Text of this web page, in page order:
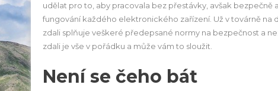
udělat pro to, aby pracovala bez přestávky, avšak bezpečně
fungování každého elektronického zařízení. Už v továrně
zdali splňuje veškeré předepsané normy na bezpečnost a
zdali je vše v pořádku a může vám to sloužit.
Není se čeho bát